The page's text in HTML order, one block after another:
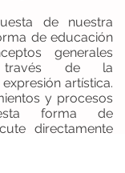
de nuestra
de educación
generales
través de la
artística.
y procesos
forma de
directamente